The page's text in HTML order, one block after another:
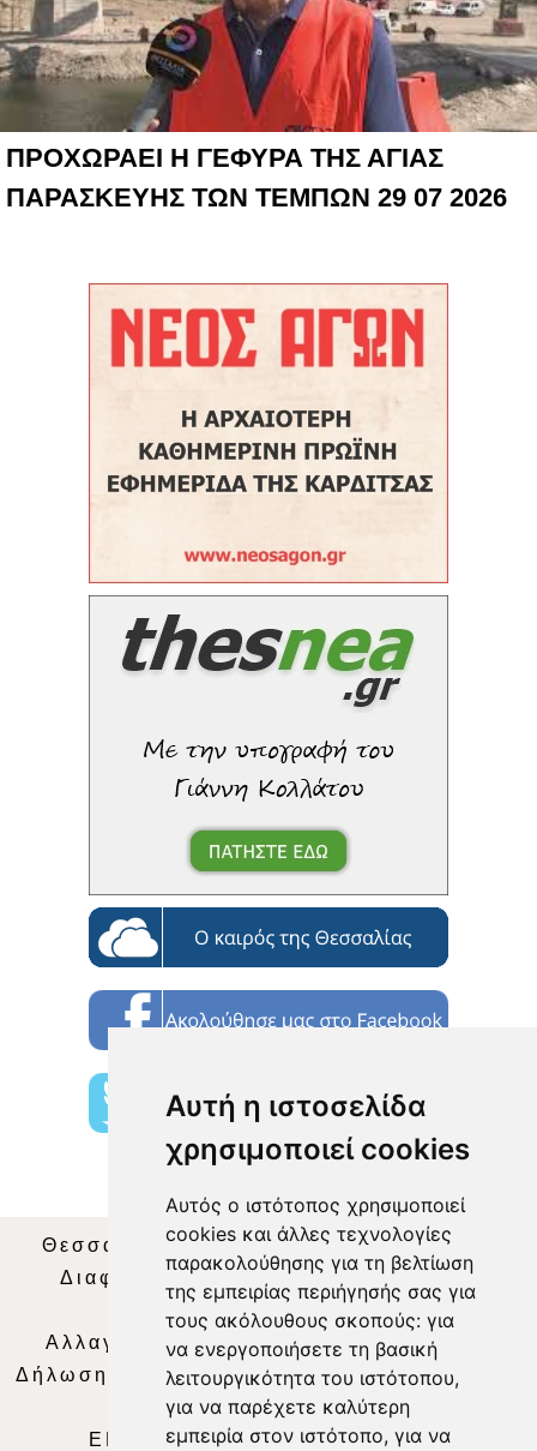
Αυτή η ιστοσελίδα
χρησιμοποιεί cookies
Αυτός ο ιστότοπος χρησιμοποιεί
cookies και άλλες τεχνολογίες
παρακολούθησης για τη βελτίωση
της εμπειρίας περιήγησής σας για
τους ακόλουθους σκοπούς: για
να ενεργοποιήσετε τη βασική
λειτουργικότητα του ιστότοπου,
για να παρέχετε καλύτερη
εμπειρία στον ιστότοπο, για να
ΠΡΟΧΩΡΑΕΙ Η ΓΕΦΥΡΑ ΤΗΣ ΑΓΙΑΣ
ΠΑΡΑΣΚΕΥΗΣ ΤΩΝ ΤΕΜΠΩΝ 29 07 2026
Θεσσαλία Τηλεόραση|SNG Services
Διαφήμιση | Όροι Χρήσης |Δήλωση
Απορρήτου |
Περιεχόμενο
Αλλαγή Προτιμήσεων για τα Cookies
Δήλωση συμμόρφωσης με τη σύσταση (ΕΕ)
2018/334|Ταυτότητα
ΕΝΗΜΕΡΩΣΗ |WEB TV| LIVE